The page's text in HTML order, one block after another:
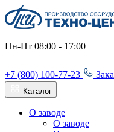
Пн-Пт 08:00 - 17:00
+7 (800) 100-77-23
Каталог
О заводе
О заводе